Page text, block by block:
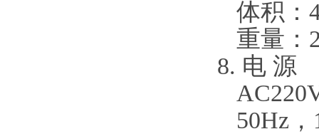
体积：
重量：
8. 电 源
50Hz，